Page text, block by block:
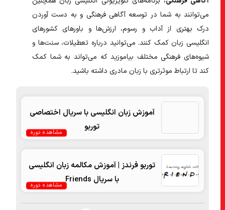
می‌توانند به شما در توسعه آگاهی فرهنگی و به دست آوردن
درک بهتری از آداب و رسوم، ارزش‌ها و باورهای کشورهای
انگلیسی زبان کمک کنند. می‌توانید درباره تعطیلات، سنت‌ها و
شیوه‌های فرهنگی مختلف بیاموزید که می‌تواند به شما کمک
کند تا ارتباط موثرتری با زبان مادری داشته باشید.
آموزش زبان انگلیسی با سریال اختصاصی
توربو
مشاهده دوره
توربو فرندز | آموزش مکالمه زبان انگلیسی
با سریال Friends
مشاهده دوره